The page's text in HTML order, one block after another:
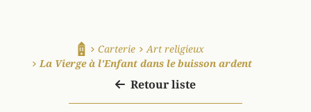
Accueil
Carterie
Art religieux
La Vierge à l'Enfant dans le buisson ardent
Retour liste